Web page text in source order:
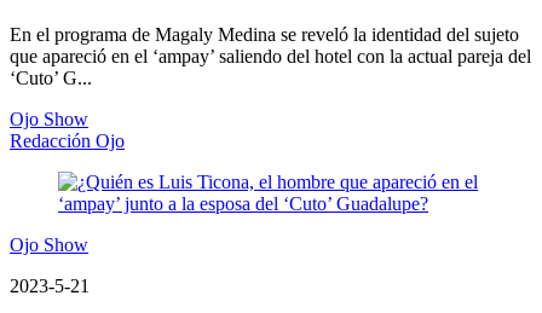
En el programa de Magaly Medina se reveló la identidad del sujeto
que apareció en el ‘ampay’ saliendo del hotel con la actual pareja del
‘Cuto’ G...
Ojo Show
Redacción Ojo
Ojo Show
2023-5-21